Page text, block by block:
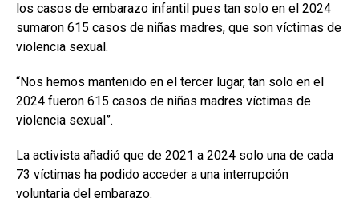
los casos de embarazo infantil pues tan solo en el 2024
sumaron 615 casos de niñas madres, que son víctimas de
violencia sexual.
“Nos hemos mantenido en el tercer lugar, tan solo en el
2024 fueron 615 casos de niñas madres víctimas de
violencia sexual”.
La activista añadió que de 2021 a 2024 solo una de cada
73 víctimas ha podido acceder a una interrupción
voluntaria del embarazo.